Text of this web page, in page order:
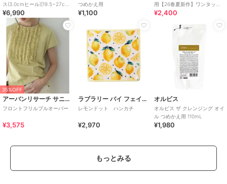
ス(3.0cmヒール)[19.5~27cm]
ラクチンきれいシューズ
¥6,990
つめかえ用
¥1,100
用【26春夏新作】ワンタッチ
晴雨兼用 折りたたみ傘 /G-
¥2,400
35%OFF
アーバンリサーチ サニーレーベル
フロントフリルプルオーバー
¥3,575
ラブラリー バイ フェイラー
レモンドット ハンカチ
¥2,970
オルビス
オルビス ザ クレンジング オイ
ル つめかえ用 110mL
¥1,980
もっとみる